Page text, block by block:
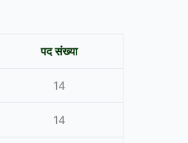
पद संख्या
14
14